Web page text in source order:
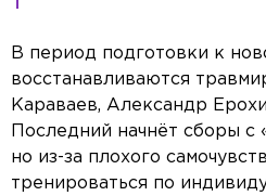
В период подготовки к
восстанавливаются
Караваев, Александр
Последний начнёт сборы с
но из-за плохого
тренироваться по